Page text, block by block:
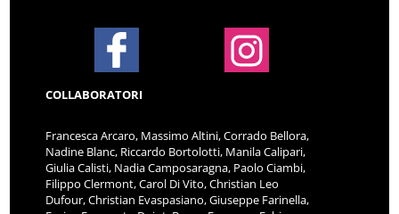
COLLABORATORI
Francesca Arcaro, Massimo Altini, Corrado Bellora,
Nadine Blanc, Riccardo Bortolotti, Manila Calipari,
Giulia Calisti, Nadia Camposaragna, Paolo Ciambi,
Filippo Clermont, Carol Di Vito, Christian Leo
Dufour, Christian Evaspasiano, Giuseppe Farinella,